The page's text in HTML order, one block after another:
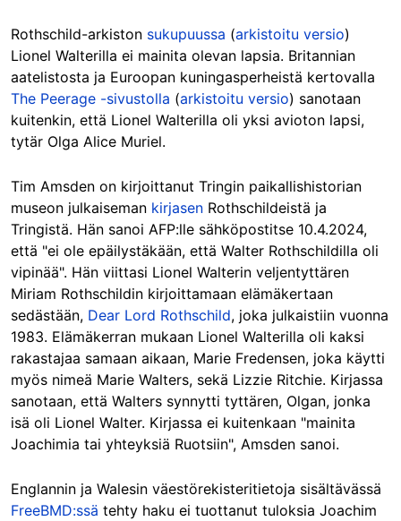
Rothschild-arkiston sukupuussa (arkistoitu versio)
Lionel Walterilla ei mainita olevan lapsia. Britannian
aatelistosta ja Euroopan kuningasperheistä kertovalla
The Peerage -sivustolla (arkistoitu versio) sanotaan
kuitenkin, että Lionel Walterilla oli yksi avioton lapsi,
tytär Olga Alice Muriel.
Tim Amsden on kirjoittanut Tringin paikallishistorian
museon julkaiseman kirjasen Rothschildeistä ja
Tringistä. Hän sanoi AFP:lle sähköpostitse 10.4.2024,
että "ei ole epäilystäkään, että Walter Rothschildilla oli
vipinää". Hän viittasi Lionel Walterin veljentyttären
Miriam Rothschildin kirjoittamaan elämäkertaan
sedästään, Dear Lord Rothschild, joka julkaistiin vuonna
1983. Elämäkerran mukaan Lionel Walterilla oli kaksi
rakastajaa samaan aikaan, Marie Fredensen, joka käytti
myös nimeä Marie Walters, sekä Lizzie Ritchie. Kirjassa
sanotaan, että Walters synnytti tyttären, Olgan, jonka
isä oli Lionel Walter. Kirjassa ei kuitenkaan "mainita
Joachimia tai yhteyksiä Ruotsiin", Amsden sanoi.
Englannin ja Walesin väestörekisteritietoja sisältävässä
FreeBMD:ssä tehty haku ei tuottanut tuloksia Joachim